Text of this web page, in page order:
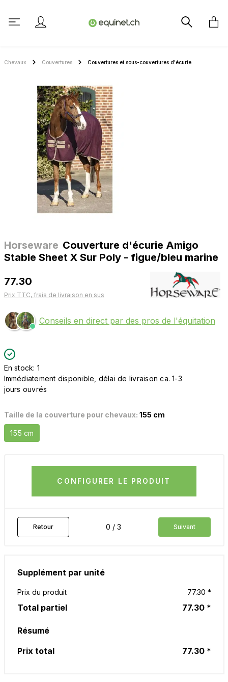
Chevaux Couvertures Couvertures et sous-couvertures d'écurie
Horseware Couverture d'écurie Amigo
Stable Sheet X Sur Poly - figue/bleu marine
77.30
Prix TTC, frais de livraison en sus
Conseils en direct par des pros de l'équitation
En stock: 1
Immédiatement disponible, délai de livraison ca. 1-3
jours ouvrés
Taille de la couverture pour chevaux: 155 cm
155 cm
CONFIGURER LE PRODUIT
Retour 0 / 3 Suivant
Supplément par unité
Prix du produit 77.30 *
Total partiel 77.30 *
Résumé
Prix total
77.30 *